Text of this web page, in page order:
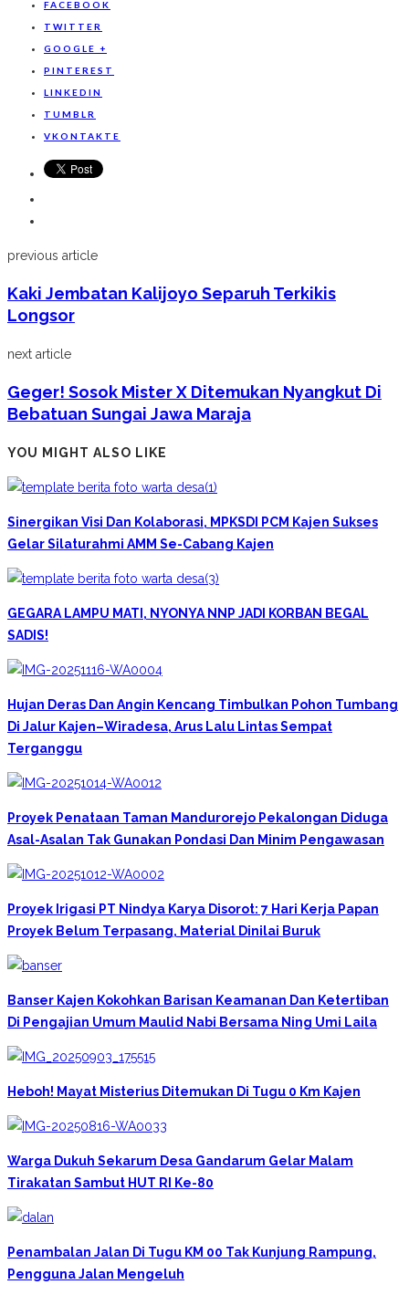
FACEBOOK
TWITTER
GOOGLE +
PINTEREST
LINKEDIN
TUMBLR
VKONTAKTE
previous article
Kaki Jembatan Kalijoyo Separuh Terkikis
Longsor
next article
Geger! Sosok Mister X Ditemukan Nyangkut Di
Bebatuan Sungai Jawa Maraja
YOU MIGHT ALSO LIKE
Sinergikan Visi Dan Kolaborasi, MPKSDI PCM Kajen Sukses
Gelar Silaturahmi AMM Se-Cabang Kajen
GEGARA LAMPU MATI, NYONYA NNP JADI KORBAN BEGAL
SADIS!
Hujan Deras Dan Angin Kencang Timbulkan Pohon Tumbang
Di Jalur Kajen–Wiradesa, Arus Lalu Lintas Sempat
Terganggu
Proyek Penataan Taman Mandurorejo Pekalongan Diduga
Asal-Asalan Tak Gunakan Pondasi Dan Minim Pengawasan
Proyek Irigasi PT Nindya Karya Disorot: 7 Hari Kerja Papan
Proyek Belum Terpasang, Material Dinilai Buruk
Banser Kajen Kokohkan Barisan Keamanan Dan Ketertiban
Di Pengajian Umum Maulid Nabi Bersama Ning Umi Laila
Heboh! Mayat Misterius Ditemukan Di Tugu 0 Km Kajen
Warga Dukuh Sekarum Desa Gandarum Gelar Malam
Tirakatan Sambut HUT RI Ke-80
Penambalan Jalan Di Tugu KM 00 Tak Kunjung Rampung,
Pengguna Jalan Mengeluh